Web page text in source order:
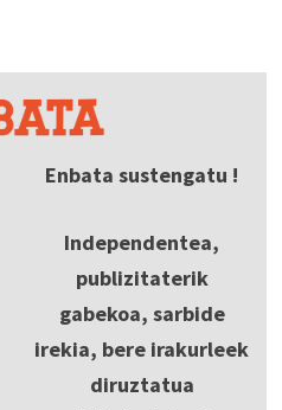
Enbata sustengatu !
Independentea,
publizitaterik
gabekoa, sarbide
irekia, bere irakurleek
diruztatua